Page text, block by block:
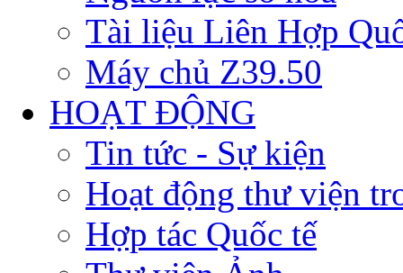
Tài liệu Liên Hợp
Máy chủ Z39.50
HOẠT ĐỘNG
Tin tức - Sự kiện
Hoạt động thư viện
Hợp tác Quốc tế